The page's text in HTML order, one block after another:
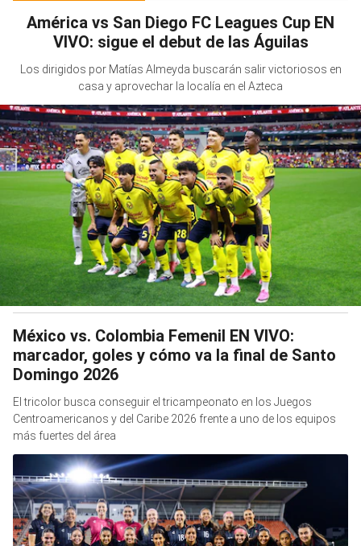
América vs San Diego FC Leagues Cup EN
VIVO: sigue el debut de las Águilas
Los dirigidos por Matías Almeyda buscarán salir victoriosos en
casa y aprovechar la localía en el Azteca
México vs. Colombia Femenil EN VIVO:
marcador, goles y cómo va la final de Santo
Domingo 2026
El tricolor busca conseguir el tricampeonato en los Juegos
Centroamericanos y del Caribe 2026 frente a uno de los equipos
más fuertes del área